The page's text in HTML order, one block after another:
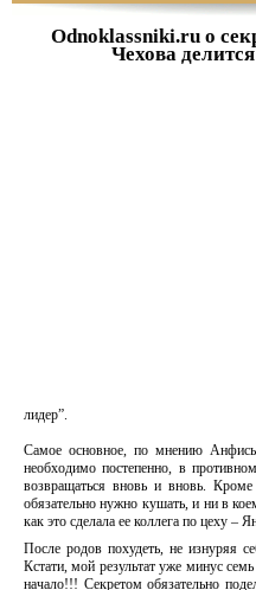
Odnoklassniki.ru о
Чехова
лидер”.
Самое основное, по мнению
необходимо постепенно, в
возвращаться вновь и вновь. Кроме
обязательно нужно кушать, и ни в
как это сделала ее коллега по цеху –
После родов похудеть, не изнуряя
Кстати, мой результат уже минус
начало!!! Секретом обязательно